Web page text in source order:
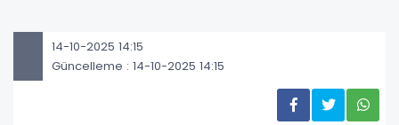
14-10-2025 14:15
Güncelleme : 14-10-2025 14:15